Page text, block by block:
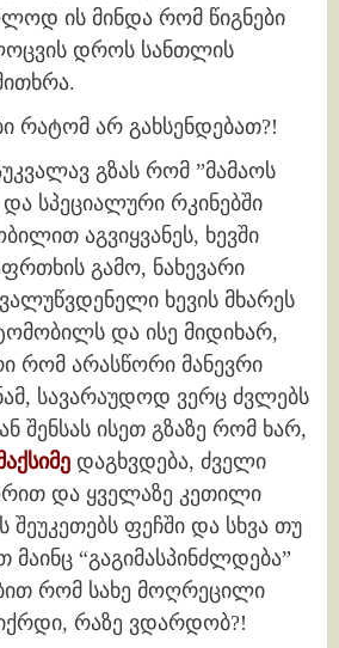
ის მინდა რომ წიგნები
დროს სანთლის
რატომ არ გახსენდებათ?!
გზას რომ ”მამაოს
და სპეციალური რკინებში
აგვიყვანეს, ხევში
გამო, ნახევარი
ხევის მხარეს
და ისე მიდიხარ,
რომ არასწორი მანევრი
სავარაუდოდ ვერც ძვლებს
შენსას ისეთ გზაზე რომ ხარ,
დაგხვდება, ძველი
და ყველაზე კეთილი
შეუკეთებს ფეჩში და სხვა თუ
“გაგიმასპინძლდება”
რომ სახე მოღრეცილი
რაზე ვდარდობ?!